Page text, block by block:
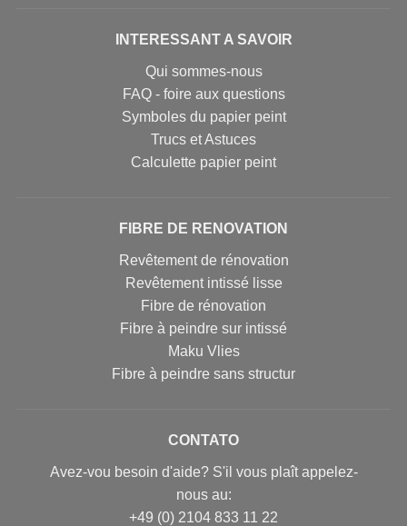
INTERESSANT A SAVOIR
Qui sommes-nous
FAQ - foire aux questions
Symboles du papier peint
Trucs et Astuces
Calculette papier peint
FIBRE DE RENOVATION
Revêtement de rénovation
Revêtement intissé lisse
Fibre de rénovation
Fibre à peindre sur intissé
Maku Vlies
Fibre à peindre sans structur
CONTATO
Avez-vou besoin d'aide? S'il vous plaît appelez-
nous au:
+49 (0) 2104 833 11 22